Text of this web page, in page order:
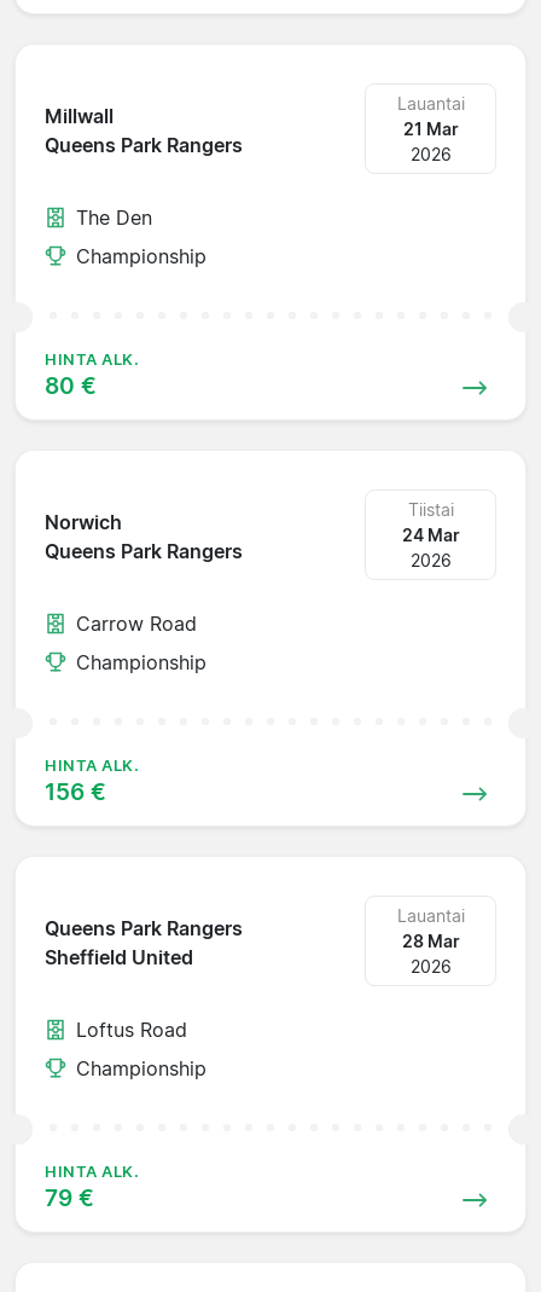
Millwall
Queens Park Rangers
Lauantai
21 Mar
2026
The Den
Championship
HINTA ALK.
80 €
Norwich
Queens Park Rangers
Tiistai
24 Mar
2026
Carrow Road
Championship
HINTA ALK.
156 €
Queens Park Rangers
Sheffield United
Lauantai
28 Mar
2026
Loftus Road
Championship
HINTA ALK.
79 €